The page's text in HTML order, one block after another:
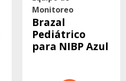
Monitoreo
Brazal
Pediátrico
para NIBP Azul